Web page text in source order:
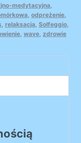
medytacyjna
odprężenie
relaksacja Solfeggio
wave zdrowie